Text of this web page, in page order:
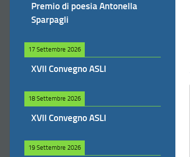
Premio di poesia Antonella
Sparpagli
17 Settembre 2026
XVII Convegno ASLI
18 Settembre 2026
XVII Convegno ASLI
19 Settembre 2026